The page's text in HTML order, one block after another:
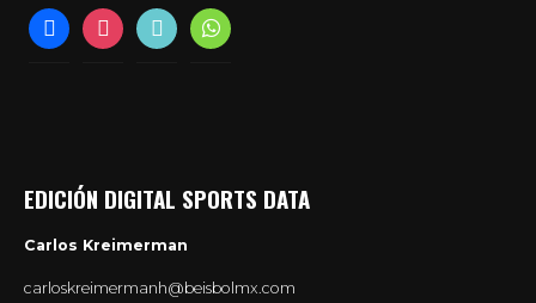
facebookinstagramtiktok whatsapp
EDICIÓN DIGITAL SPORTS DATA
Carlos Kreimerman
carloskreimermanh@beisbolmx.com